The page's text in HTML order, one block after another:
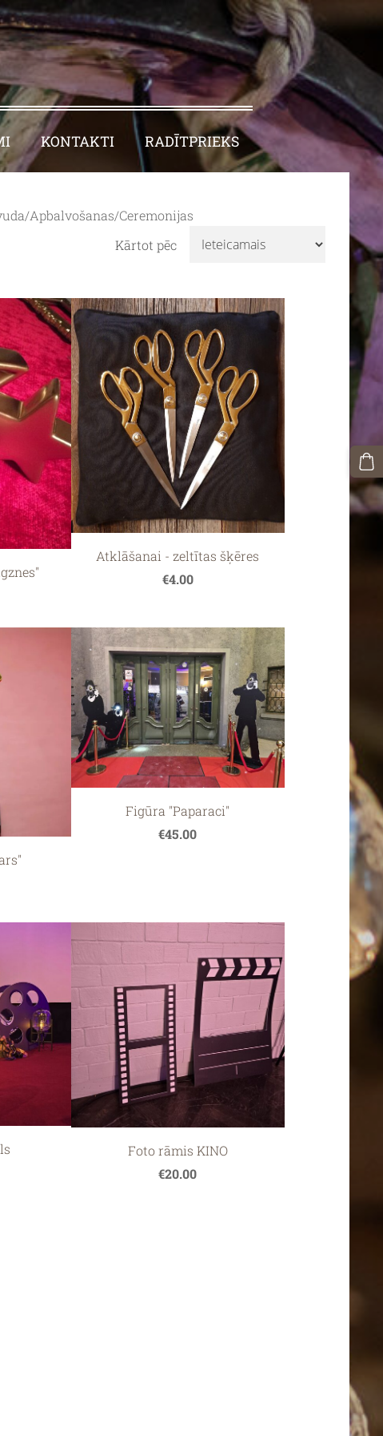
KONTAKTI RADĪTPRIEKS
Apbalvošanas/Ceremonijas
Kārtot pēc
Atklāšanai - zeltītas šķēres
€4.00
Figūra "Paparaci"
€45.00
Foto rāmis KINO
€20.00